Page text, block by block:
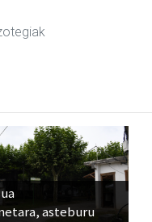
asteburu